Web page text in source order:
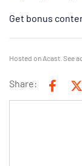
Get bonus
Hosted on Acast. See
Share: